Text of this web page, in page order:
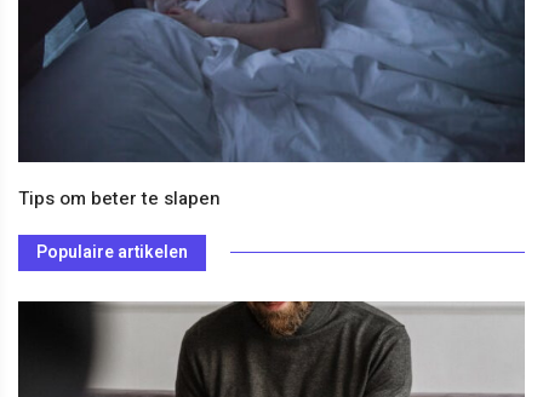
Tips om beter te slapen
Populaire artikelen